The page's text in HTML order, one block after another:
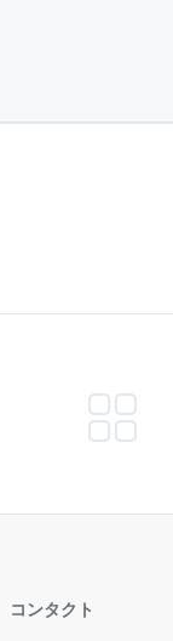
コンタクト